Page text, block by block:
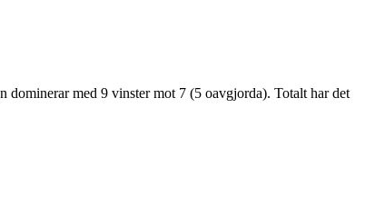
med 9 vinster mot 7 (5 oavgjorda). Totalt har det